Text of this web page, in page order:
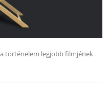
történelem legjobb filmjének